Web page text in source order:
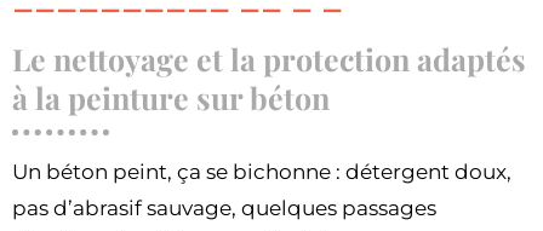
Le nettoyage et la protection adaptés
à la peinture sur béton
Un béton peint, ça se bichonne : détergent doux,
pas d’abrasif sauvage, quelques passages